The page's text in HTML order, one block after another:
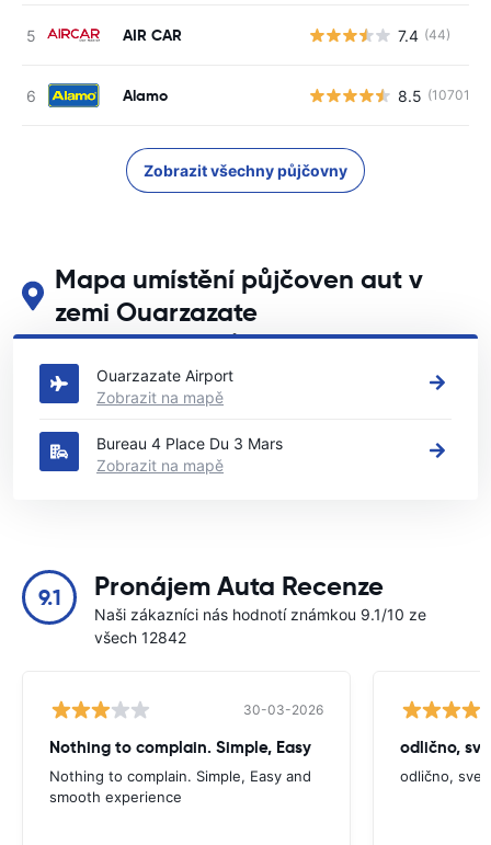
AIR CAR 7.4 (44)
Alamo 8.5 (10701)
Zobrazit všechny půjčovny
Mapa umístění půjčoven aut v
zemi Ouarzazate
Podívejte se na naše hlavní půjčovny aut v zemi Ouarzazate
Ouarzazate Airport
Zobrazit na mapě
Bureau 4 Place Du 3 Mars
Zobrazit na mapě
9.1 Pronájem Auta Recenze
Naši zákazníci nás hodnotí známkou 9.1/10 ze
všech 12842
30-03-2026
Nothing to complain. Simple, Easy
Nothing to complain. Simple, Easy and
smooth experience
odlično,
odlično, sve